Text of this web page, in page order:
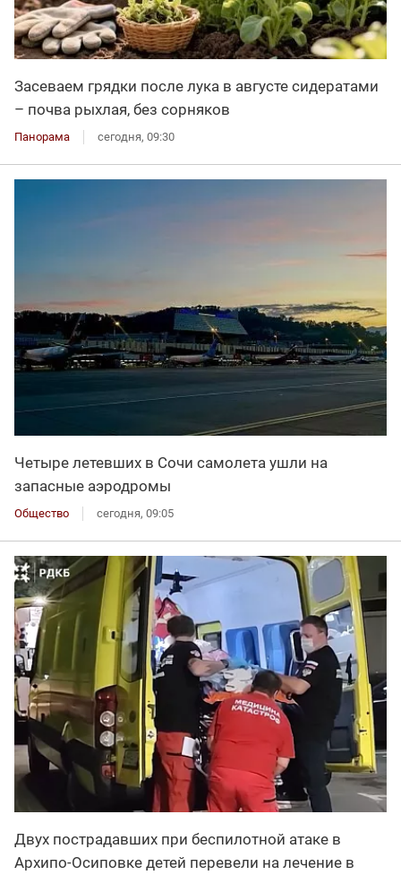
Засеваем грядки после лука в августе сидератами
– почва рыхлая, без сорняков
Панорама сегодня, 09:30
Четыре летевших в Сочи самолета ушли на
запасные аэродромы
Общество сегодня, 09:05
Двух пострадавших при беспилотной атаке в
Архипо-Осиповке детей перевели на лечение в